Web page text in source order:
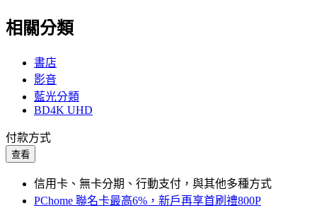
相關分類
書店
影音
藍光分類
BD4K UHD
付款方式
查看
信用卡、無卡分期、行動支付，與其他多種方式
PChome 聯名卡最高6%，新戶再享首刷禮800P